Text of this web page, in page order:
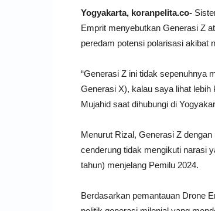
Yogyakarta, koranpelita.co-
Emprit menyebutkan Generasi Z
peredam potensi polarisasi akibat
“Generasi Z ini tidak sepenuhnya
Generasi X), kalau saya lihat
Mujahid saat dihubungi di
Menurut Rizal, Generasi Z
cenderung tidak mengikuti narasi
tahun) menjelang Pemilu 2024.
Berdasarkan pemantauan Drone